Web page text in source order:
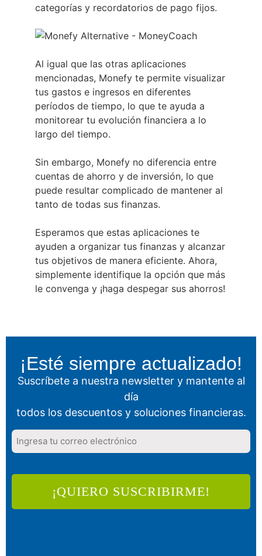
categorías y recordatorios de pago fijos.
Al igual que las otras aplicaciones
mencionadas, Monefy te permite visualizar
tus gastos e ingresos en diferentes
períodos de tiempo, lo que te ayuda a
monitorear tu evolución financiera a lo
largo del tiempo.
Sin embargo, Monefy no diferencia entre
cuentas de ahorro y de inversión, lo que
puede resultar complicado de mantener al
tanto de todas sus finanzas.
Esperamos que estas aplicaciones te
ayuden a organizar tus finanzas y alcanzar
tus objetivos de manera eficiente. Ahora,
simplemente identifique la opción que más
le convenga y ¡haga despegar sus ahorros!
¡Esté siempre actualizado!
Suscríbete a nuestra newsletter y mantente al
día
todos los descuentos y soluciones financieras.